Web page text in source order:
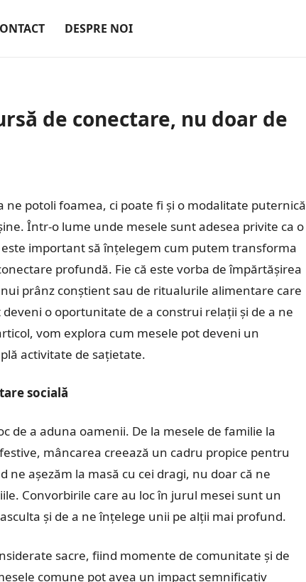
DESPRE NOI
de conectare, nu doar de
ne potoli foamea, ci poate fi și o modalitate puternică
Într-o lume unde mesele sunt adesea privite ca o
important să înțelegem cum putem transforma
profundă. Fie că este vorba de împărtășirea
prânz conștient sau de ritualurile alimentare care
o oportunitate de a construi relații și de a ne
vom explora cum mesele pot deveni un
activitate de sațietate.
socială
de a aduna oamenii. De la mesele de familie la
mâncarea creează un cadru propice pentru
așezăm la masă cu cei dragi, nu doar că ne
Convorbirile care au loc în jurul mesei sunt un
și de a ne înțelege unii pe alții mai profund.
sacre, fiind momente de comunitate și de
comune pot avea un impact semnificativ